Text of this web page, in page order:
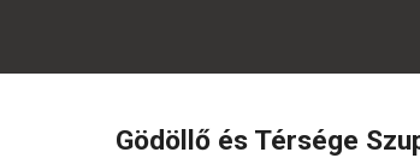
Gödöllő és Térsége